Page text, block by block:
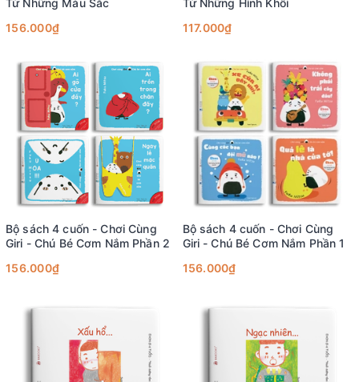
Từ Những Màu Sắc
156.000₫
Từ Những Hình Khối
117.000₫
Bộ sách 4 cuốn - Chơi Cùng
Giri - Chú Bé Cơm Nắm Phần 2
156.000₫
Bộ sách 4 cuốn - Chơi Cùng
Giri - Chú Bé Cơm Nắm Phần 1
156.000₫